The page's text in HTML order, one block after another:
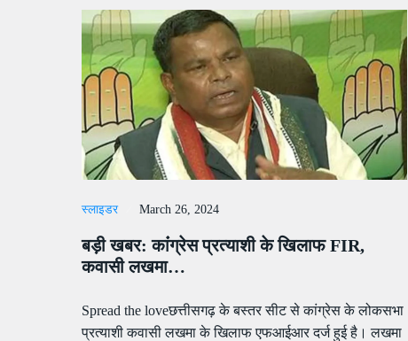
स्लाइडर March 26, 2024
बड़ी खबर: कांंग्रेस प्रत्याशी के खिलाफ FIR,
कवासी लखमा…
Spread the loveछत्तीसगढ़ के बस्तर सीट से कांग्रेस के लोकसभा
प्रत्याशी कवासी लखमा के खिलाफ एफआईआर दर्ज हुई है। लखमा